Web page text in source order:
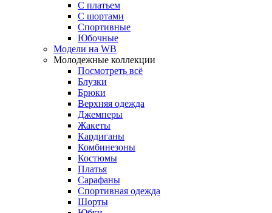
С платьем
С шортами
Спортивные
Юбочные
Модели на WB
Молодежные коллекции
Посмотреть всё
Блузки
Брюки
Верхняя одежда
Джемперы
Жакеты
Кардиганы
Комбинезоны
Костюмы
Платья
Сарафаны
Спортивная одежда
Шорты